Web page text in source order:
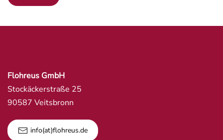
Flohreus GmbH
Stockäckerstraße 25
90587 Veitsbronn
info(at)flohreus.de